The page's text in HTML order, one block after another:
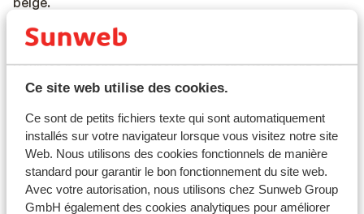
Ce site web utilise des cookies.
Ce sont de petits fichiers texte qui sont automatiquement
installés sur votre navigateur lorsque vous visitez notre site
Web. Nous utilisons des cookies fonctionnels de manière
standard pour garantir le bon fonctionnement du site web.
Avec votre autorisation, nous utilisons chez Sunweb Group
GmbH également des cookies analytiques pour améliorer
Les enfants de moins de 12 ans doivent avoir la Kids-ID.
Pour les personnes de moins de 18 ans voyageant sans
adulte, une déclaration signée des parents et/ou
par l'hôtel.
Les documents de voyage doivent être valides pour
toute la durée du séjour au Portugal.
Si vous n'avez pas la nationalité belge, nous vous